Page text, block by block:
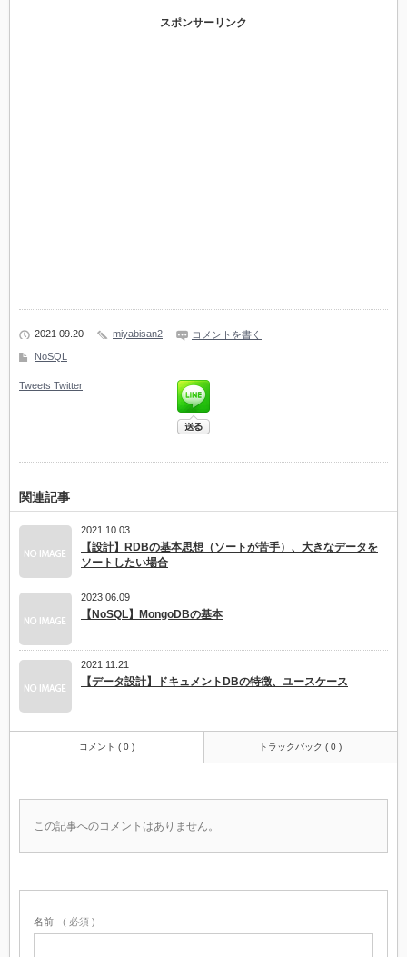
スポンサーリンク
2021 09.20 miyabisan2
コメントを書く
NoSQL
Tweets Twitter
関連記事
2021 10.03
【設計】RDBの基本思想（ソートが苦手）、大きなデータを
ソートしたい場合
2023 06.09
【NoSQL】MongoDBの基本
2021 11.21
【データ設計】ドキュメントDBの特徴、ユースケース
コメント ( 0 ) トラックバック ( 0 )
この記事へのコメントはありません。
名前 ( 必須 )